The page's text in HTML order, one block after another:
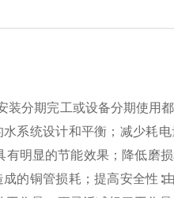
分期完工或设备分期使用
系统设计和平衡；减少耗
明显的节能效果；降低磨
的铜管损耗；提高安全性∶